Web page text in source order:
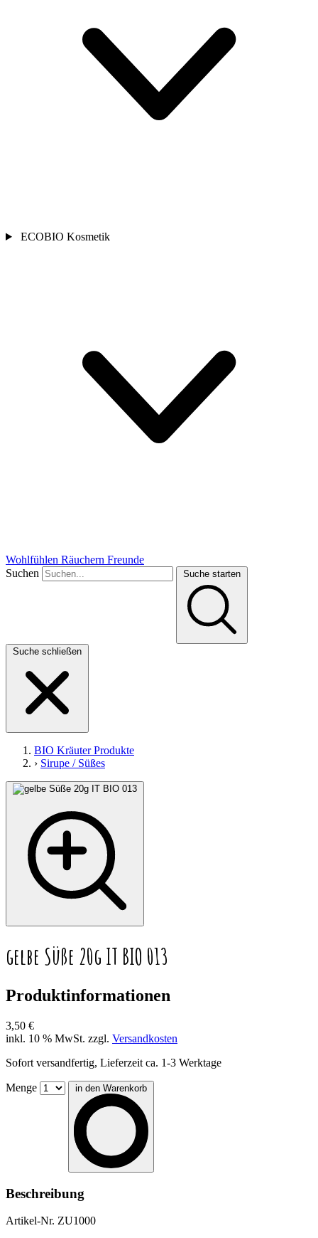
ECOBIO Kosmetik
Wohlfühlen Räuchern Freunde
Suchen
Suche starten
Suche schließen
BIO Kräuter Produkte
› Sirupe / Süßes
gelbe Süße 20g IT BIO 013
Produktinformationen
3,50 €
inkl. 10 % MwSt. zzgl. Versandkosten
Sofort versandfertig, Lieferzeit ca. 1-3 Werktage
Menge in den Warenkorb
Beschreibung
Artikel-Nr. ZU1000